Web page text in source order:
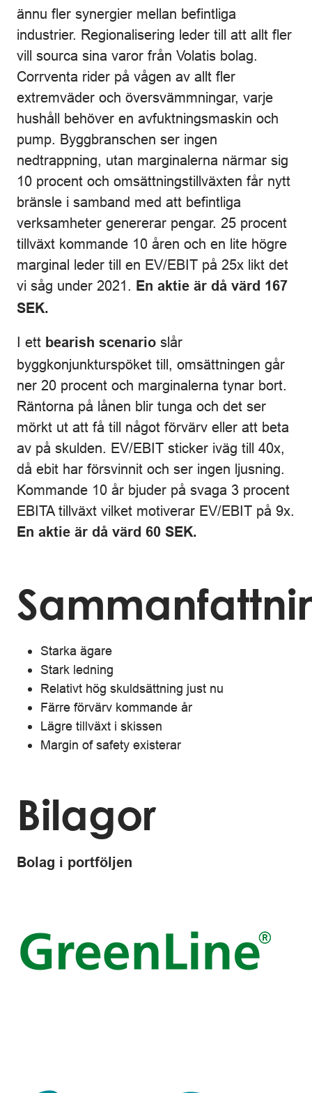
ännu fler synergier mellan befintliga
industrier. Regionalisering leder till att allt fler
vill sourca sina varor från Volatis bolag.
Corrventa rider på vågen av allt fler
extremväder och översvämmningar, varje
hushåll behöver en avfuktningsmaskin och
pump. Byggbranschen ser ingen
nedtrappning, utan marginalerna närmar sig
10 procent och omsättningstillväxten får nytt
bränsle i samband med att befintliga
verksamheter genererar pengar. 25 procent
tillväxt kommande 10 åren och en lite högre
marginal leder till en EV/EBIT på 25x likt det
vi såg under 2021.
En aktie är då värd 167
SEK.
I ett bearish scenario slår
byggkonjunkturspöket till, omsättningen går
ner 20 procent och marginalerna tynar bort.
Räntorna på lånen blir tunga och det ser
mörkt ut att få till något förvärv eller att beta
av på skulden. EV/EBIT sticker iväg till 40x,
då ebit har försvinnit och ser ingen ljusning.
Kommande 10 år bjuder på svaga 3 procent
EBITA tillväxt vilket motiverar EV/EBIT på 9x.
En aktie är då värd 60 SEK.
Starka ägare
Stark ledning
Relativt hög skuldsättning just nu
Färre förvärv kommande år
Lägre tillväxt i skissen
Margin of safety existerar
Bilagor
Bolag i portföljen